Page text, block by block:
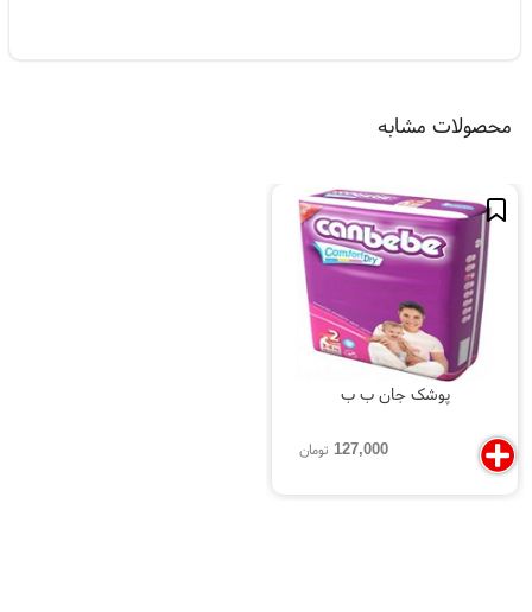
محصولات مشابه
پوشک جان ب ب
127,000تومان